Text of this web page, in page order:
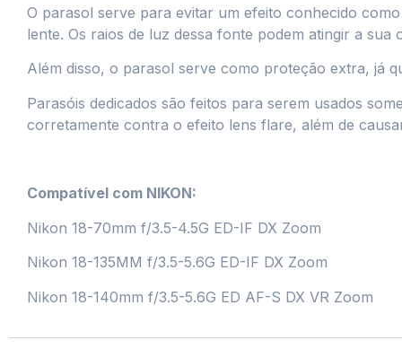
O parasol serve para evitar um efeito conhecido
lente. Os raios de luz dessa fonte podem atingir a
Além disso, o parasol serve como proteção extra, já
Parasóis dedicados são feitos para serem usados
corretamente contra o efeito lens flare, além de
Compatível com NIKON:
Nikon 18-70mm f/3.5-4.5G ED-IF DX Zoom
Nikon 18-135MM f/3.5-5.6G ED-IF DX Zoom
Nikon 18-140mm f/3.5-5.6G ED AF-S DX VR Zoom